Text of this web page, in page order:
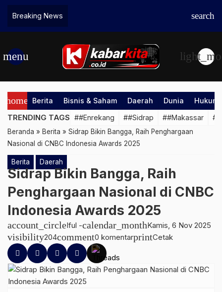
Breaking News search
menu
home Berita Bisnis & Saham Daerah Dunia Hukum
TRENDING TAGS ##Enrekang ##Sidrap ##Makassar
Beranda » Berita » Sidrap Bikin Bangga, Raih Penghargaan
Nasional di CNBC Indonesia Awards 2025
Berita Daerah
Sidrap Bikin Bangga, Raih
Penghargaan Nasional di CNBC
Indonesia Awards 2025
account_circleIful -calendar_monthKamis, 6 Nov 2025
visibility204comment0 komentarprintCetak